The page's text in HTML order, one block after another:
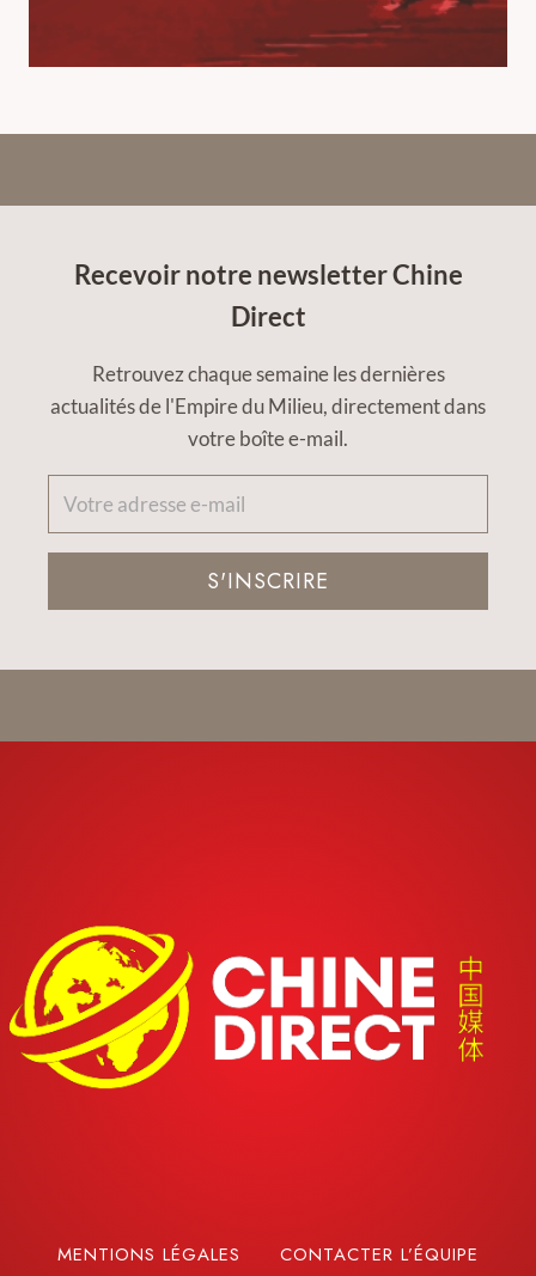
Recevoir notre newsletter Chine
Direct
Retrouvez chaque semaine les dernières
actualités de l'Empire du Milieu, directement dans
votre boîte e-mail.
S'INSCRIRE
MENTIONS LÉGALES CONTACTER L’ÉQUIPE